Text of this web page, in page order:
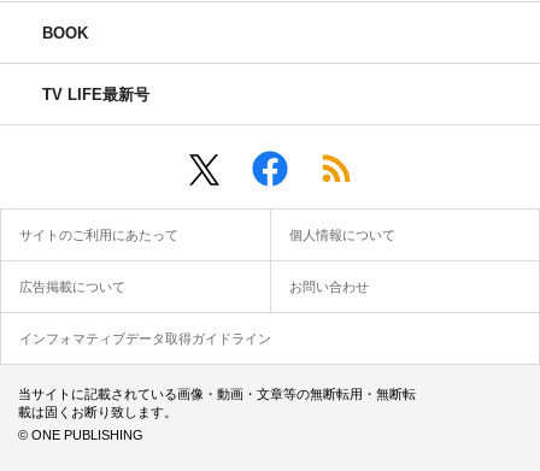
BOOK
TV LIFE最新号
サイトのご利用にあたって 個人情報について
広告掲載について お問い合わせ
インフォマティブデータ取得ガイドライン
当サイトに記載されている画像・動画・文章等の無断転用・無断転
載は固くお断り致します。
© ONE PUBLISHING